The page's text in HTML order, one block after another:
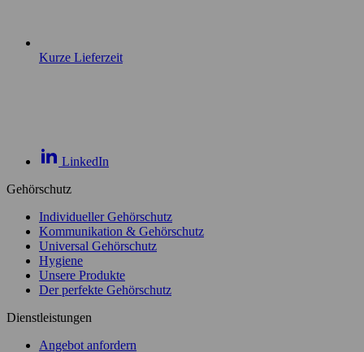
Kurze Lieferzeit
LinkedIn
Gehörschutz
Individueller Gehörschutz
Kommunikation & Gehörschutz
Universal Gehörschutz
Hygiene
Unsere Produkte
Der perfekte Gehörschutz
Dienstleistungen
Angebot anfordern